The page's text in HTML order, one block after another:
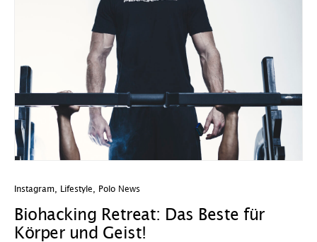
Instagram Lifestyle Polo News
Biohacking Retreat: Das Beste für
Körper und Geist!